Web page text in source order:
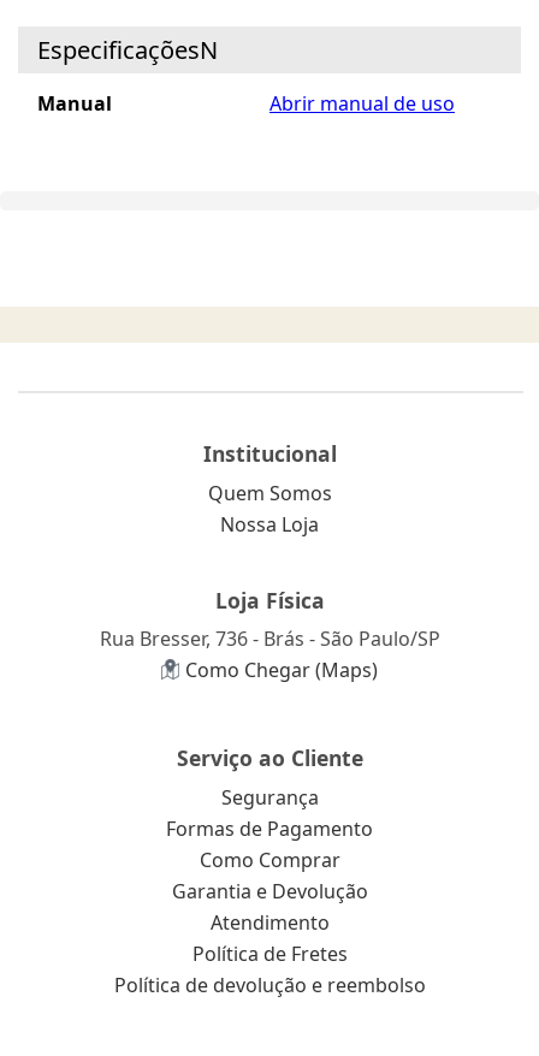
EspecificaçõesN
Manual Abrir manual de uso
Institucional
Quem Somos
Nossa Loja
Loja Física
Rua Bresser, 736 - Brás - São Paulo/SP
Como Chegar (Maps)
Serviço ao Cliente
Segurança
Formas de Pagamento
Como Comprar
Garantia e Devolução
Atendimento
Política de Fretes
Política de devolução e reembolso